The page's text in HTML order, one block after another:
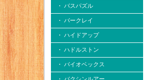
・ バスパズル
・ バークレイ
・ ハイドアップ
・ ハドルストン
・ バイオベックス